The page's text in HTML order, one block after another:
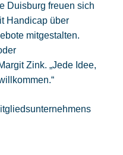
Duisburg freuen sich
Handicap über
mitgestalten.
Zink. „Jede Idee,